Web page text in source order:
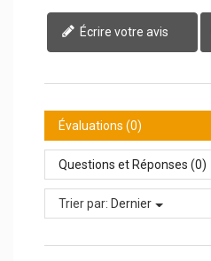
Écrire votre avis
Évaluations (0)
Questions et Réponses (0)
Trier par: Dernier